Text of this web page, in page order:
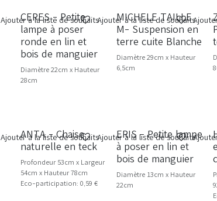
NOUVEAU
CERES - Petite
lampe à poser
ronde en lin et
bois de manguier
Diamètre 22cm x Hauteur
28cm
Ajouter à la liste de souhaits
MICHELE TAILLE
M- Suspension en
terre cuite Blanche
Diamètre 29cm x Hauteur
6,5cm
Ajouter à la liste de souhaits
ANTA - Chaise
naturelle en teck
Profondeur 53cm x Largeur
54cm x Hauteur 78cm
Eco-participation: 0,59 €
Ajouter à la liste de souhaits NOUVEAU
ERIS - Petite lampe
à poser en lin et
bois de manguier
Diamètre 13cm x Hauteur
22cm
Ajouter à la liste de souhaits